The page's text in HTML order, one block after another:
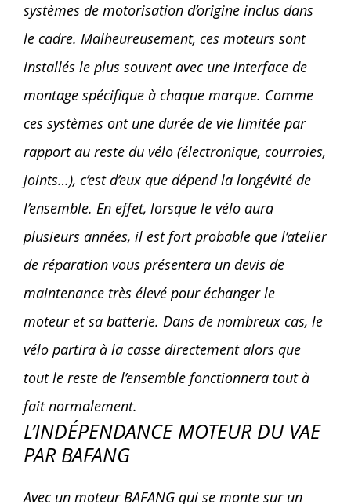
systèmes de motorisation d’origine inclus dans
le cadre. Malheureusement, ces moteurs sont
installés le plus souvent avec une interface de
montage spécifique à chaque marque. Comme
ces systèmes ont une durée de vie limitée par
rapport au reste du vélo (électronique, courroies,
joints…), c’est d’eux que dépend la longévité de
l’ensemble. En effet, lorsque le vélo aura
plusieurs années, il est fort probable que l’atelier
de réparation vous présentera un devis de
maintenance très élevé pour échanger le
moteur et sa batterie. Dans de nombreux cas, le
vélo partira à la casse directement alors que
tout le reste de l’ensemble fonctionnera tout à
fait normalement.
L’INDÉPENDANCE MOTEUR DU VAE
PAR BAFANG
Avec un moteur BAFANG qui se monte sur un